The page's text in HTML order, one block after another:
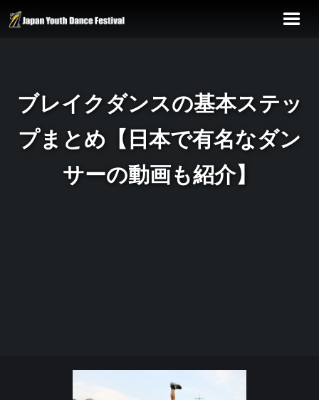
ブレイクダンスの基本ステッ
プまとめ【日本で有名なダン
サーの動画も紹介】